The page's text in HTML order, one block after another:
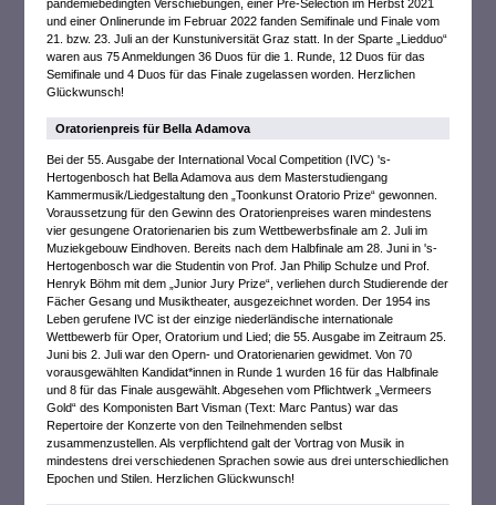
pandemiebedingten Verschiebungen, einer Pre-Selection im Herbst 2021
und einer Onlinerunde im Februar 2022 fanden Semifinale und Finale vom
21. bzw. 23. Juli an der Kunstuniversität Graz statt. In der Sparte „Liedduo“
waren aus 75 Anmeldungen 36 Duos für die 1. Runde, 12 Duos für das
Semifinale und 4 Duos für das Finale zugelassen worden. Herzlichen
Glückwunsch!
Oratorienpreis für Bella Adamova
Bei der 55. Ausgabe der International Vocal Competition (IVC) 's-
Hertogenbosch hat Bella Adamova aus dem Masterstudiengang
Kammermusik/Liedgestaltung den „Toonkunst Oratorio Prize“ gewonnen.
Voraussetzung für den Gewinn des Oratorienpreises waren mindestens
vier gesungene Oratorienarien bis zum Wettbewerbsfinale am 2. Juli im
Muziekgebouw Eindhoven. Bereits nach dem Halbfinale am 28. Juni in 's-
Hertogenbosch war die Studentin von Prof. Jan Philip Schulze und Prof.
Henryk Böhm mit dem „Junior Jury Prize“, verliehen durch Studierende der
Fächer Gesang und Musiktheater, ausgezeichnet worden. Der 1954 ins
Leben gerufene IVC ist der einzige niederländische internationale
Wettbewerb für Oper, Oratorium und Lied; die 55. Ausgabe im Zeitraum 25.
Juni bis 2. Juli war den Opern- und Oratorienarien gewidmet. Von 70
vorausgewählten Kandidat*innen in Runde 1 wurden 16 für das Halbfinale
und 8 für das Finale ausgewählt. Abgesehen vom Pflichtwerk „Vermeers
Gold“ des Komponisten Bart Visman (Text: Marc Pantus) war das
Repertoire der Konzerte von den Teilnehmenden selbst
zusammenzustellen. Als verpflichtend galt der Vortrag von Musik in
mindestens drei verschiedenen Sprachen sowie aus drei unterschiedlichen
Epochen und Stilen. Herzlichen Glückwunsch!